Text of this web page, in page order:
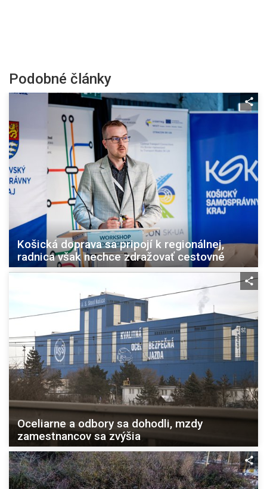
Podobné články
Košická doprava sa pripojí k regionálnej,
radnica však nechce zdražovať cestovné
Oceliarne a odbory sa dohodli, mzdy
zamestnancov sa zvýšia